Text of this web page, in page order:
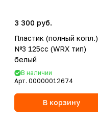
3 300 руб.
Пластик (полный копл.)
№3 125сс (WRX тип)
белый
В наличии
Арт. 00000012674
В корзину